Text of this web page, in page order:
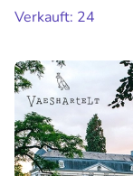
Verkauft: 24